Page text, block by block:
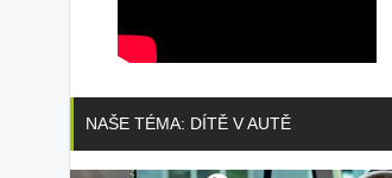
NAŠE TÉMA: DÍTĚ V AUTĚ